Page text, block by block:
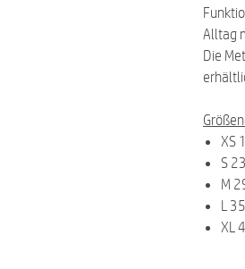
Alltag
Die
XS
S
M
L
XL